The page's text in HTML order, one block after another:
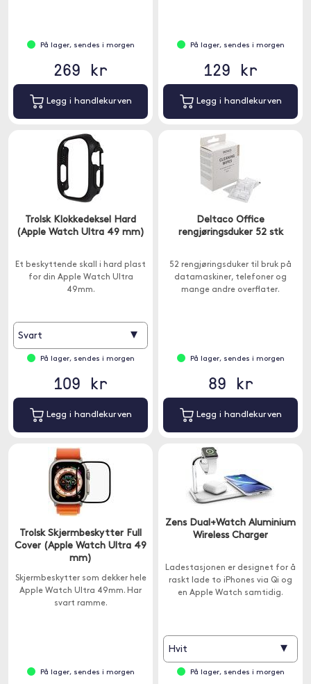
På lager, sendes i morgen
269 kr
Legg i handlekurven
På lager, sendes i morgen
129 kr
Legg i handlekurven
Trolsk Klokkedeksel Hard
(Apple Watch Ultra 49 mm)
Et beskyttende skall i hard plast
for din Apple Watch Ultra
49mm.
Svart ▾
På lager, sendes i morgen
109 kr
Legg i handlekurven
Deltaco Office
rengjøringsduker 52 stk
52 rengjøringsduker til bruk på
datamaskiner, telefoner og
mange andre overflater.
På lager, sendes i morgen
89 kr
Legg i handlekurven
Trolsk Skjermbeskytter Full
Cover (Apple Watch Ultra 49
mm)
Skjermbeskytter som dekker hele
Apple Watch Ultra 49mm. Har
svart ramme.
På lager, sendes i morgen
Zens Dual+Watch Aluminium
Wireless Charger
Ladestasjonen er designet for å
raskt lade to iPhones via Qi og
en Apple Watch samtidig.
Hvit ▾
På lager, sendes i morgen